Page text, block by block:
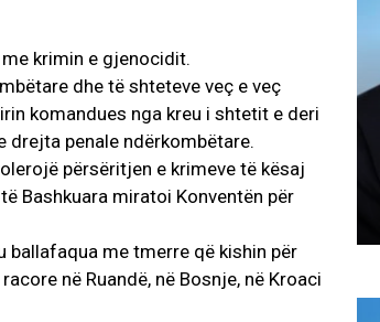
krimin e gjenocidit.
dhe të shteteve veç e veç
komandues nga kreu i shtetit e deri
drejta penale ndërkombëtare.
përsëritjen e krimeve të kësaj
Bashkuara miratoi Konventën për
ballafaqua me tmerre që kishin për
në Ruandë, në Bosnje, në Kroaci